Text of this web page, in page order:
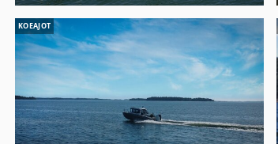
KOEAJOT